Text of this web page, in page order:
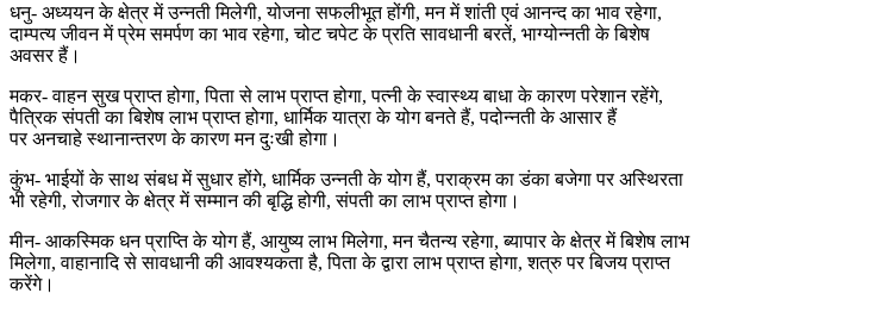
धनु- अध्ययन के क्षेत्र में उन्नती मिलेगी, योजना सफलीभूत होंगी, मन में शांती एवं आनन्द का भाव रहेगा,
दाम्पत्य जीवन में प्रेम समर्पण का भाव रहेगा, चोट चपेट के प्रति सावधानी बरतें, भाग्योन्नती के बिशेष
अवसर हैं।
मकर- वाहन सुख प्राप्त होगा, पिता से लाभ प्राप्त होगा, पत्नी के स्वास्थ्य बाधा के कारण परेशान रहेंगे,
पैत्रिक संपती का बिशेष लाभ प्राप्त होगा, धार्मिक यात्रा के योग बनते हैं, पदोन्नती के आसार हैं
पर अनचाहे स्थानान्तरण के कारण मन दुःखी होगा।
कुंभ- भाईयों के साथ संबध में सुधार होंगे, धार्मिक उन्नती के योग हैं, पराक्रम का डंका बजेगा पर अस्थिरता
भी रहेगी, रोजगार के क्षेत्र में सम्मान की बृद्धि होगी, संपती का लाभ प्राप्त होगा।
मीन- आकस्मिक धन प्राप्ति के योग हैं, आयुष्य लाभ मिलेगा, मन चैतन्य रहेगा, ब्यापार के क्षेत्र में बिशेष लाभ
मिलेगा, वाहानादि से सावधानी की आवश्यकता है, पिता के द्वारा लाभ प्राप्त होगा, शत्रु पर बिजय प्राप्त
करेंगे।